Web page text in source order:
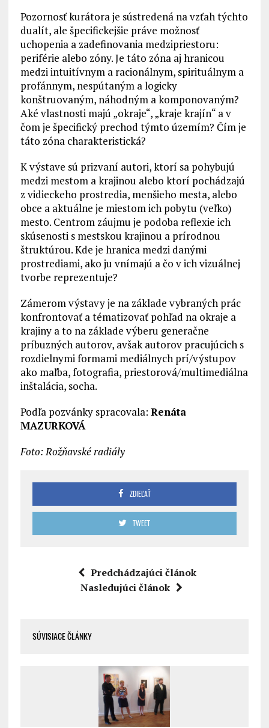
Pozornosť kurátora je sústredená na vzťah týchto
dualít, ale špecifickejšie práve možnosť
uchopenia a zadefinovania medzipriestoru:
periférie alebo zóny. Je táto zóna aj hranicou
medzi intuitívnym a racionálnym, spirituálnym a
profánnym, nespútaným a logicky
konštruovaným, náhodným a komponovaným?
Aké vlastnosti majú „okraje“, „kraje krajín“ a v
čom je špecifický prechod týmto územím? Čím je
táto zóna charakteristická?
K výstave sú prizvaní autori, ktorí sa pohybujú
medzi mestom a krajinou alebo ktorí pochádzajú
z vidieckeho prostredia, menšieho mesta, alebo
obce a aktuálne je miestom ich pobytu (veľko)
mesto. Centrom záujmu je podoba reflexie ich
skúsenosti s mestskou krajinou a prírodnou
štruktúrou. Kde je hranica medzi danými
prostrediami, ako ju vnímajú a čo v ich vizuálnej
tvorbe reprezentuje?
Zámerom výstavy je na základe vybraných prác
konfrontovať a tématizovať pohľad na okraje a
krajiny a to na základe výberu generačne
príbuzných autorov, avšak autorov pracujúcich s
rozdielnymi formami mediálnych prí/výstupov
ako maľba, fotografia, priestorová/multimediálna
inštalácia, socha.
Podľa pozvánky spracovala: Renáta
MAZURKOVÁ
Foto: Rožňavské radiály
ZDIEĽAŤ
TWEET
Predchádzajúci článok
Nasledujúci článok
SÚVISIACE ČLÁNKY